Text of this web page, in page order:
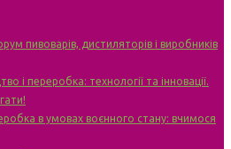
пивоварів, дистиляторів і виробників
і переробка: технології та інновації.
в умовах воєнного стану: вчимося